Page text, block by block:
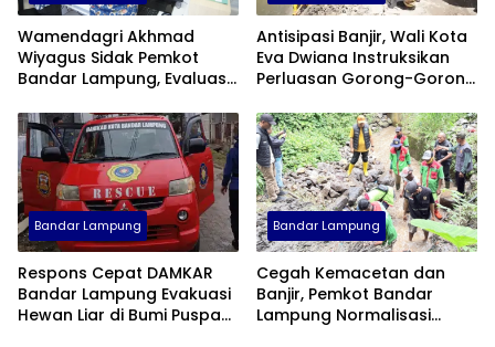
Wamendagri Akhmad
Wiyagus Sidak Pemkot
Bandar Lampung, Evaluasi
Antisipasi Banjir, Wali Kota
Eva Dwiana Instruksikan
Perluasan Gorong-Gorong
Bandar Lampung
Respons Cepat DAMKAR
Bandar Lampung Evakuasi
Hewan Liar di Bumi Puspa
Bandar Lampung
Cegah Kemacetan dan
Banjir, Pemkot Bandar
Lampung Normalisasi